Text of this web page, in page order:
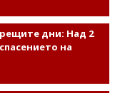
дни: Над 2
на